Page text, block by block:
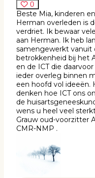
0
Beste Mia, kinderen
Herman overleden is
verdriet. Ik bewaar
aan Herman. Ik heb
samengewerkt vanuit
betrokkenheid bij het
en de ICT die
ieder overleg binnen
een hoofd vol ideeën.
denken hoe ICT ons
de
wens u heel veel
Grauw oud-voorzitter
CMR-NMP .